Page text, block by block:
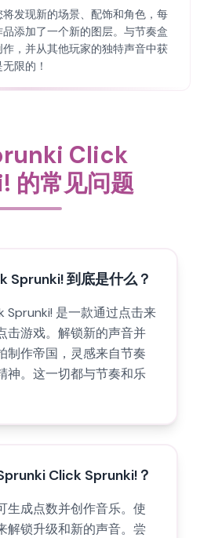
发现新的场景、配饰和角色，每
添加了一个新的图层。与节奏盒
，并从其他玩家的独特声音中获
限的！
Click
的常见问题
Sprunki! 到底是什么？
Sprunki! 是一款通过点击来
击游戏。解锁新的声音并
制作帝国，灵感来自节奏
神。这一切都与节奏和乐
Click Sprunki!？
生成点数并创作音乐。使
解锁升级和新的声音。尝